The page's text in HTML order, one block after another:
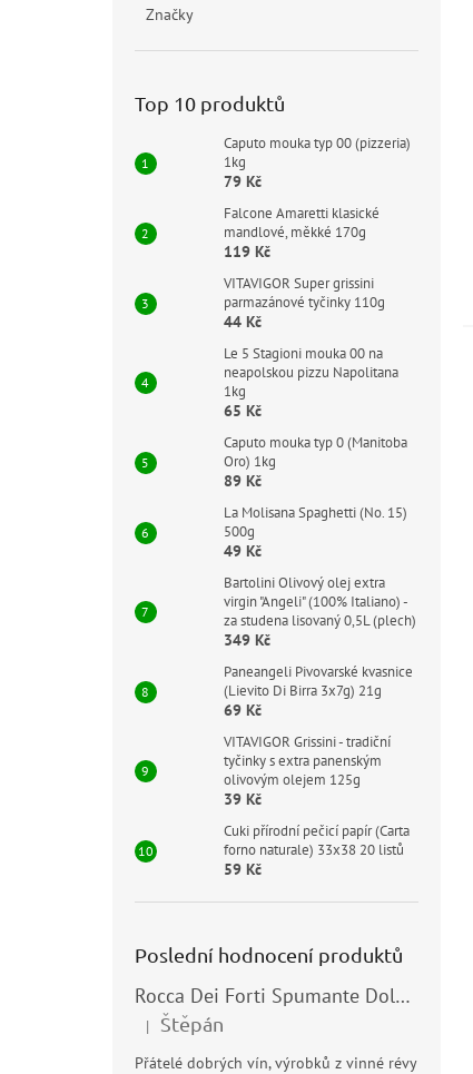
Značky
Top 10 produktů
Caputo mouka typ 00 (pizzeria)
1kg
79 Kč
Falcone Amaretti klasické
mandlové, měkké 170g
119 Kč
VITAVIGOR Super grissini
parmazánové tyčinky 110g
44 Kč
Le 5 Stagioni mouka 00 na
neapolskou pizzu Napolitana
1kg
65 Kč
Caputo mouka typ 0 (Manitoba
Oro) 1kg
89 Kč
La Molisana Spaghetti (No. 15)
500g
49 Kč
Bartolini Olivový olej extra
virgin "Angeli" (100% Italiano) -
za studena lisovaný 0,5L (plech)
349 Kč
Paneangeli Pivovarské kvasnice
(Lievito Di Birra 3x7g) 21g
69 Kč
VITAVIGOR Grissini - tradiční
tyčinky s extra panenským
olivovým olejem 125g
39 Kč
Cuki přírodní pečicí papír (Carta
forno naturale) 33x38 20 listů
59 Kč
Poslední hodnocení produktů
Rocca Dei Forti Spumante Dolce 11,5% 0,75l
Hodnocení produktu je 5 z 5 hvězdiček.
| Štěpán
Přátelé dobrých vín, výrobků z vinné révy